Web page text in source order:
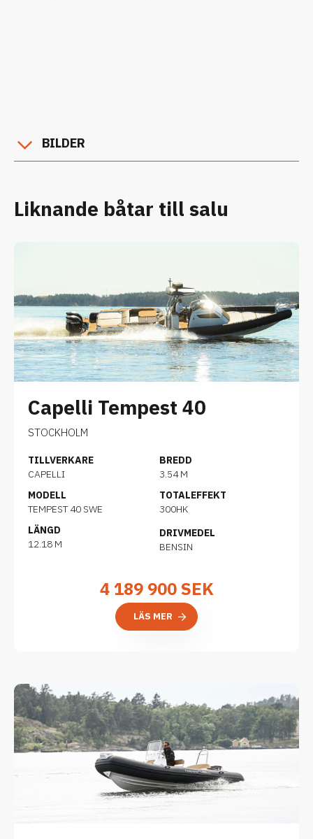
BILDER
Liknande båtar till salu
Capelli Tempest 40
STOCKHOLM
TILLVERKARE
CAPELLI
MODELL
TEMPEST 40 SWE
LÄNGD
12.18 M
BREDD
3.54 M
TOTALEFFEKT
300HK
DRIVMEDEL
BENSIN
4 189 900SEK
LÄS MER